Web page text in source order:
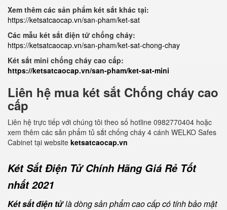
Xem thêm các sản phẩm két sắt khác tại:
https://ketsatcaocap.vn/san-pham/ket-sat
Các mẫu két sắt điện tử chống cháy:
https://ketsatcaocap.vn/san-pham/ket-sat-chong-chay
Két sắt mini chống cháy cao cấp:
https://ketsatcaocap.vn/san-pham/ket-sat-mini
Liên hệ mua két sắt Chống cháy cao
cấp
Liên hệ trực tiếp với chúng tôi theo số hotline 0982770404 hoặc
xem thêm các sản phẩm tủ sắt chống cháy 4 cánh WELKO Safes
Cabinet tại website ketsatcaocap.vn
Két Sắt Điện Tử Chính Hãng Giá Rẻ Tốt
nhất 2021
Két sắt điện tửlà dòng sản phẩm cao cấp có tính bảo mật